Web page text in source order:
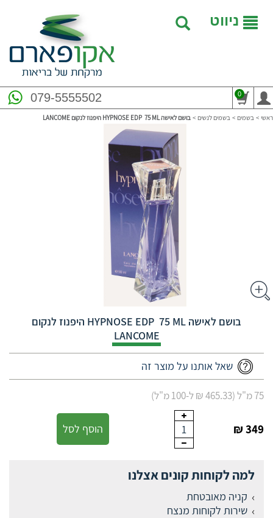
ניווט
079-5555502 0
ראשי > בשמים > בשמים לנשים > בושם לאישה ‎HYPNOSE‎ ‎EDP‎ ‎‎ ‎75 ML היפנוז לנקום LANCOME
בושם לאישה ‎HYPNOSE‎ ‎EDP‎ ‎‎ ‎75 ML היפנוז לנקום
LANCOME
שאל אותנו על מוצר זה
75 מ"ל (465.33 ₪ ל-100 מ"ל)
349 ₪
1 הוסף לסל
למה לקוחות קונים אצלנו
קניה מאובטחת
שירות לקוחות מנצח